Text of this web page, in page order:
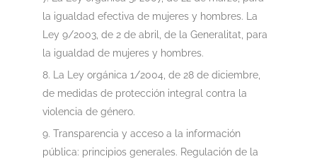
la igualdad efectiva de mujeres y hombres. La
Ley 9/2003, de 2 de abril, de la Generalitat, para
la igualdad de mujeres y hombres.
La Ley orgánica 1/2004, de 28 de diciembre,
de medidas de protección integral contra la
violencia de género.
Transparencia y acceso a la información
pública: principios generales. Regulación de la